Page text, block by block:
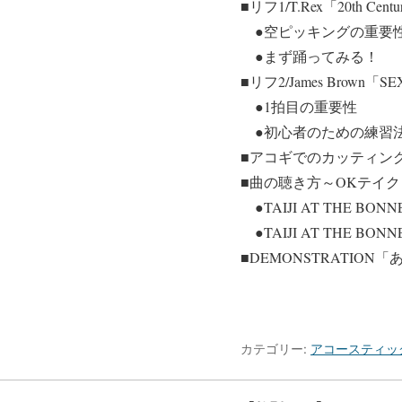
■リフ1/T.Rex「20th
●空ピッキングの重要
●まず踊ってみる！
■リフ2/James Brown「
●1拍目の重要性
●初心者のための練習
■アコギでのカッティン
■曲の聴き方～OKテイ
●TAIJI AT THE
●TAIJI AT THE
■DEMONSTRATION「
カテゴリー: アコースティ